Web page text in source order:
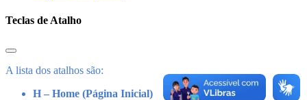
Teclas de Atalho
A lista dos atalhos são:
H – Home (Página Inicial)